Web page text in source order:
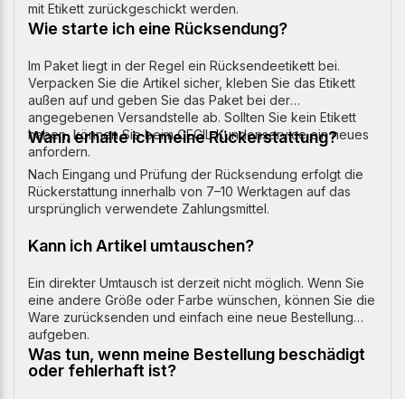
mit Etikett zurückgeschickt werden.
Wie starte ich eine Rücksendung?
Im Paket liegt in der Regel ein Rücksendeetikett bei.
Verpacken Sie die Artikel sicher, kleben Sie das Etikett
außen auf und geben Sie das Paket bei der
angegebenen Versandstelle ab. Sollten Sie kein Etikett
haben, können Sie beim CECIL-Kundenservice ein neues
anfordern.
Wann erhalte ich meine Rückerstattung?
Nach Eingang und Prüfung der Rücksendung erfolgt die
Rückerstattung innerhalb von 7–10 Werktagen auf das
ursprünglich verwendete Zahlungsmittel.
Kann ich Artikel umtauschen?
Ein direkter Umtausch ist derzeit nicht möglich. Wenn Sie
eine andere Größe oder Farbe wünschen, können Sie die
Ware zurücksenden und einfach eine neue Bestellung
aufgeben.
Was tun, wenn meine Bestellung beschädigt
oder fehlerhaft ist?